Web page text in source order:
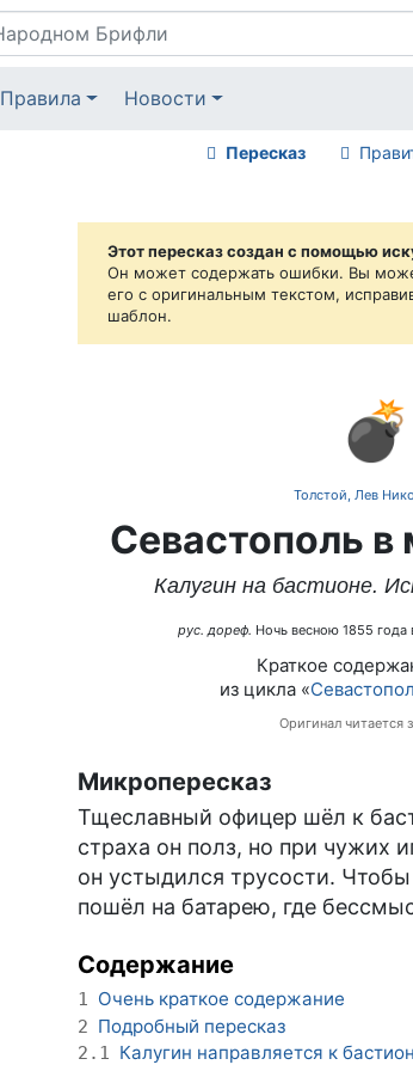
Правила Новости
Пересказ
Этот пересказ создан с помощью
Он может содержать ошибки. Вы
его с оригинальным текстом,
шаблон.
💣
Толстой, Лев
Севастополь в
Калугин на бастионе.
рус. дореф. Ночь весною 1855 года
Краткое
из цикла «
Оригинал читается
Микропересказ
Тщеславный офицер шёл к
страха он полз, но при чужих
он устыдился трусости.
пошёл на батарею, где
Содержание
1 Очень краткое содержание
2 Подробный пересказ
2.1 Калугин направляется к